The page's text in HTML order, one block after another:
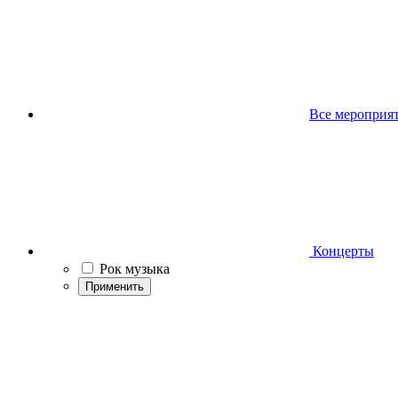
Все
Концерты
Рок музыка
Применить